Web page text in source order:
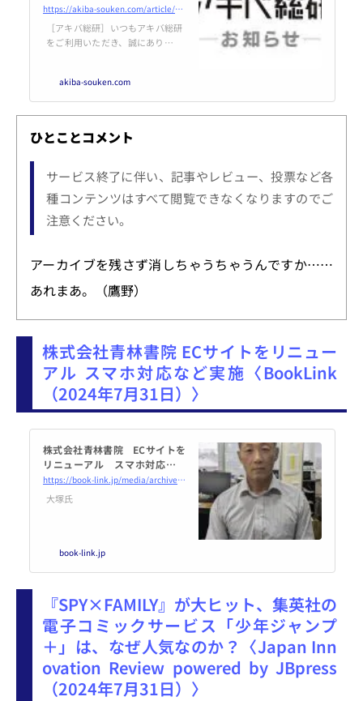
https://akiba-souken.com/article/66874/
［アキバ総研］いつもアキバ総研
をご利用いただき、誠にありがと
報」を発信するメディアとして20
02年からコンテンツ提供を続けて
まいりましたが、こ...
akiba-souken.com
ひとことコメント
サービス終了に伴い、記事やレビュー、投票など各
種コンテンツはすべて閲覧できなくなりますのでご
注意ください。
アーカイブを残さず消しちゃうちゃうんですか……
あれまあ。（鷹野）
株式会社青林書院 ECサイトをリニュー
アル スマホ対応など実施〈BookLink
（2024年7月31日）〉
株式会社青林書院 ECサイトを
リニューアル スマホ対応など
実施 - BookLink
https://book-link.jp/media/archives/16082
大塚氏
book-link.jp
『SPY×FAMILY』が大ヒット、集英社の
電子コミックサービス「少年ジャンプ
＋」は、なぜ人気なのか？〈Japan Inn
ovation Review powered by JBpress
（2024年7月31日）〉